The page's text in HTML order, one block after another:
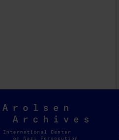
Arolsen
Archives